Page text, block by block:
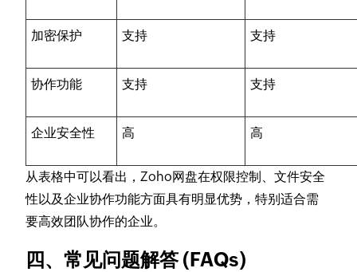
加密保护 支持 支持
协作功能 支持 支持
企业安全性 高 高
从表格中可以看出，Zoho网盘在权限控制、文件安全
性以及企业协作功能方面具有明显优势，特别适合需
要高效团队协作的企业。
四、常见问题解答 (FAQs)